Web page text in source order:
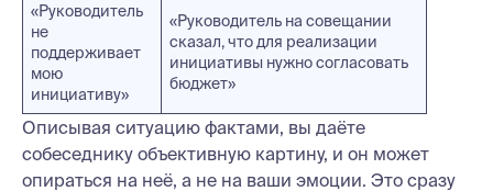
«Руководитель
не
поддерживает
мою
инициативу»
«Руководитель на совещании
сказал, что для реализации
инициативы нужно согласовать
бюджет»
Описывая ситуацию фактами, вы даёте
собеседнику объективную картину, и он может
опираться на неё, а не на ваши эмоции. Это сразу